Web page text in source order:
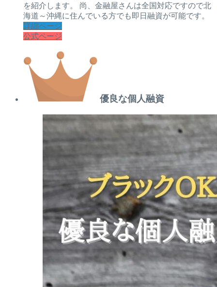
を紹介します。 尚、金融屋さんは全国対応ですので北
海道～沖縄に住んでいる方でも即日融資が可能です。
詳細ページ
公式ページ
優良な個人融資